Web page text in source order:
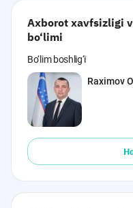
Axborot xavfsizligi
bo‘limi
Bo‘lim boshlig‘i
Raximov